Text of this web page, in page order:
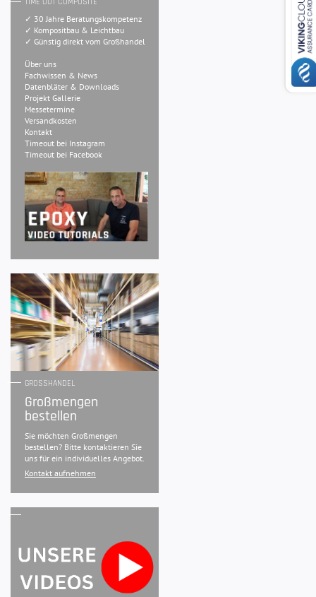
✓ 30 Jahre Beratungskompetenz
✓ Kompositbau & Leichtbau
✓ Günstig direkt vom Großhandel
Über uns
Fachwissen & News
Datenbläter & Downloads
Projekt Gallerie
Messetermine
Versandkosten
Kontakt
Timeout bei Instagram
Timeout bei Facebook
GROSSHANDEL
Großmengen
bestellen
Sie möchten Großmengen
bestellen? Bitte kontaktieren Sie
uns für ein individuelles Angebot.
Kontakt aufnehmen